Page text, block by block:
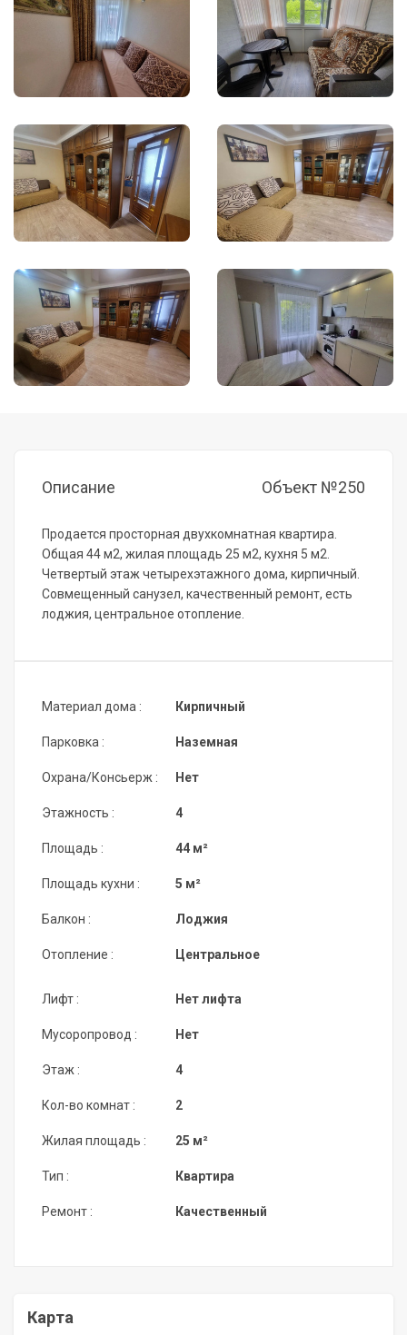
Описание Объект №250
Продается просторная двухкомнатная квартира.
Общая 44 м2, жилая площадь 25 м2, кухня 5 м2.
Четвертый этаж четырехэтажного дома, кирпичный.
Совмещенный санузел, качественный ремонт, есть
лоджия, центральное отопление.
Материал дома :
Парковка :
Охрана/Консьерж :
Этажность :
Площадь :
Площадь кухни :
Балкон :
Отопление :
Кирпичный
Наземная
Нет
4
44 м²
5 м²
Лоджия
Центральное
Лифт :
Мусоропровод :
Этаж :
Кол-во комнат :
Жилая площадь :
Тип :
Ремонт :
Нет лифта
Нет
4
2
25 м²
Квартира
Качественный
Карта